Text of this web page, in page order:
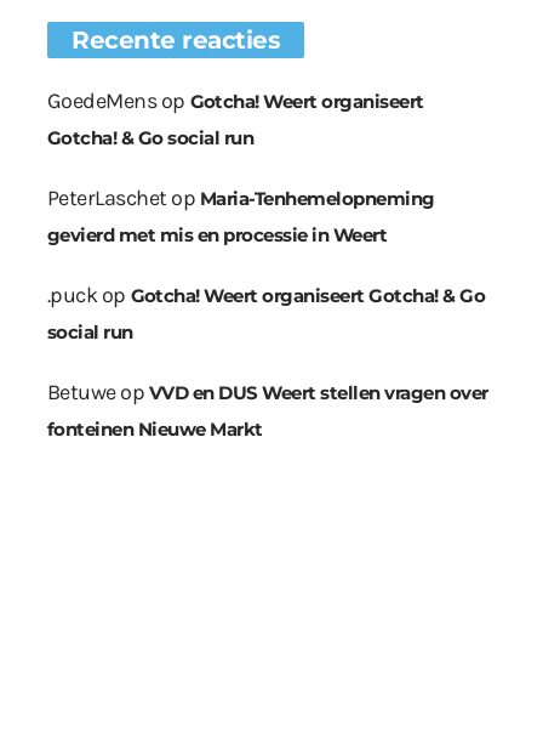
Recente reacties
GoedeMensop Gotcha! Weert organiseert
Gotcha! & Go social run
PeterLaschetop Maria-Tenhemelopneming
gevierd met mis en processie in Weert
.puckop Gotcha! Weert organiseert Gotcha! & Go
social run
Betuweop VVD en DUS Weert stellen vragen over
fonteinen Nieuwe Markt